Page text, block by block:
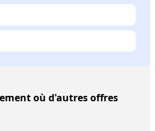
où d'autres offres